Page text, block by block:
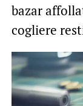
bazar
cogliere